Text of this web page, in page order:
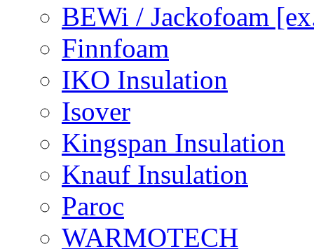
BEWi / Jackofoam
Finnfoam
IKO Insulation
Isover
Kingspan Insulation
Knauf Insulation
Paroc
WARMOTECH